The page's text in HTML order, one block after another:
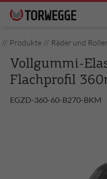
// Produkte // Räder und
Vollgummi-
Flachprofil
EGZD-360-60-B270-BKM